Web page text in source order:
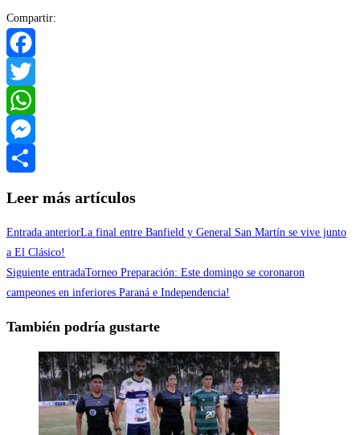
Compartir:
Facebook
Twitter
WhatsApp
Messenger
Leer más artículos
Entrada anteriorLa final entre Banfield y General San Martín se vive junto
a El Clásico!
Siguiente entradaTorneo Preparación: Este domingo se coronaron
campeones en inferiores Paraná e Independencia!
También podría gustarte